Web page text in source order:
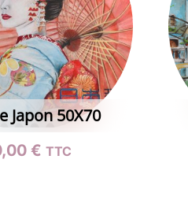
Japon 50X70
€ TTC